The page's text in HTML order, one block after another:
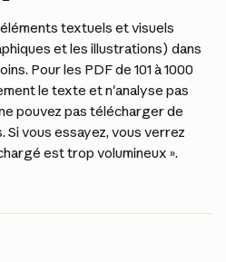
textuels et visuels
et les illustrations) dans
Pour les PDF de 101 à 1000
le texte et n'analyse pas
pouvez pas télécharger de
Si vous essayez, vous verrez
est trop volumineux ».